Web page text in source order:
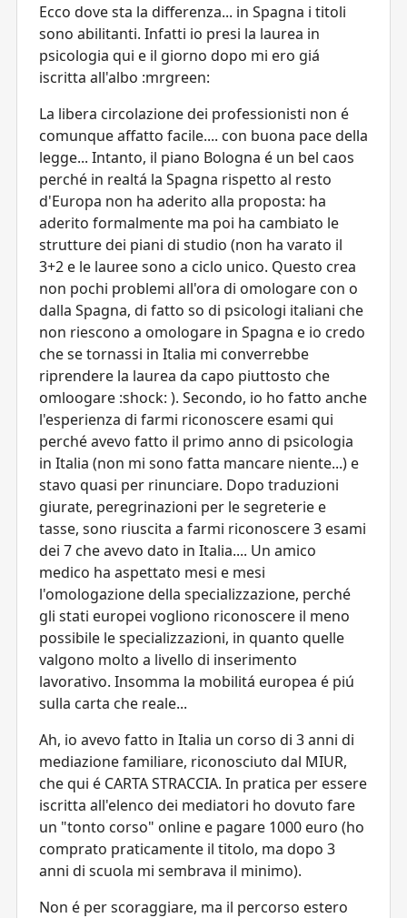
Ecco dove sta la differenza... in Spagna i titoli
sono abilitanti. Infatti io presi la laurea in
psicologia qui e il giorno dopo mi ero giá
iscritta all'albo :mrgreen:
La libera circolazione dei professionisti non é
comunque affatto facile.... con buona pace della
legge... Intanto, il piano Bologna é un bel caos
perché in realtá la Spagna rispetto al resto
d'Europa non ha aderito alla proposta: ha
aderito formalmente ma poi ha cambiato le
strutture dei piani di studio (non ha varato il
3+2 e le lauree sono a ciclo unico. Questo crea
non pochi problemi all'ora di omologare con o
dalla Spagna, di fatto so di psicologi italiani che
non riescono a omologare in Spagna e io credo
che se tornassi in Italia mi converrebbe
riprendere la laurea da capo piuttosto che
omloogare :shock: ). Secondo, io ho fatto anche
l'esperienza di farmi riconoscere esami qui
perché avevo fatto il primo anno di psicologia
in Italia (non mi sono fatta mancare niente...) e
stavo quasi per rinunciare. Dopo traduzioni
giurate, peregrinazioni per le segreterie e
tasse, sono riuscita a farmi riconoscere 3 esami
dei 7 che avevo dato in Italia.... Un amico
medico ha aspettato mesi e mesi
l'omologazione della specializzazione, perché
gli stati europei vogliono riconoscere il meno
possibile le specializzazioni, in quanto quelle
valgono molto a livello di inserimento
lavorativo. Insomma la mobilitá europea é piú
sulla carta che reale...
Ah, io avevo fatto in Italia un corso di 3 anni di
mediazione familiare, riconosciuto dal MIUR,
che qui é CARTA STRACCIA. In pratica per essere
iscritta all'elenco dei mediatori ho dovuto fare
un "tonto corso" online e pagare 1000 euro (ho
comprato praticamente il titolo, ma dopo 3
anni di scuola mi sembrava il minimo).
Non é per scoraggiare, ma il percorso estero